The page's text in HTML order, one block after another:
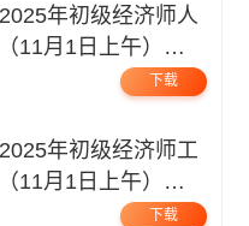
11月1日上午）无
下载
11月1日上午）无
下载